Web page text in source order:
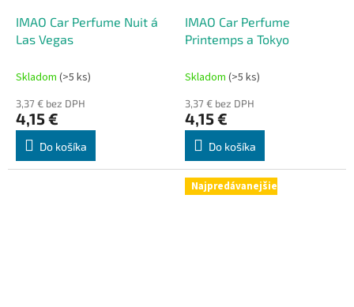
IMAO Car Perfume Nuit á
Las Vegas
Skladom (>5 ks)
3,37 € bez DPH
4,15 €
Do košíka
IMAO Car Perfume
Printemps a Tokyo
Skladom (>5 ks)
3,37 € bez DPH
4,15 €
Do košíka
Najpredávanejšie